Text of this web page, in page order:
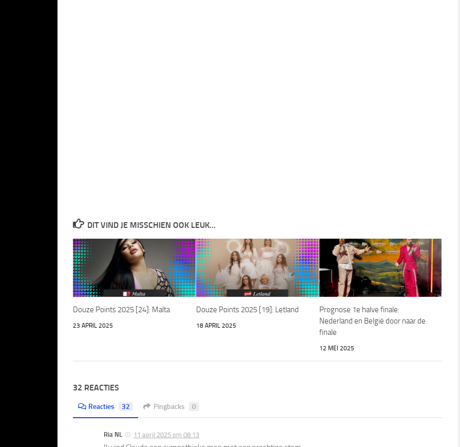
DIT VIND JE MISSCHIEN OOK LEUK...
Douze Points 2025 [24]: Malta
23 APRIL 2025
Douze Points 2025 [19]: Letland
18 APRIL 2025
Prognose 1e halve finale:
Nederland en België door naar de
finale
12 MEI 2025
32 REACTIES
Reacties 32 Pingbacks 0
Ria NL 11 april 2025 om 08:13